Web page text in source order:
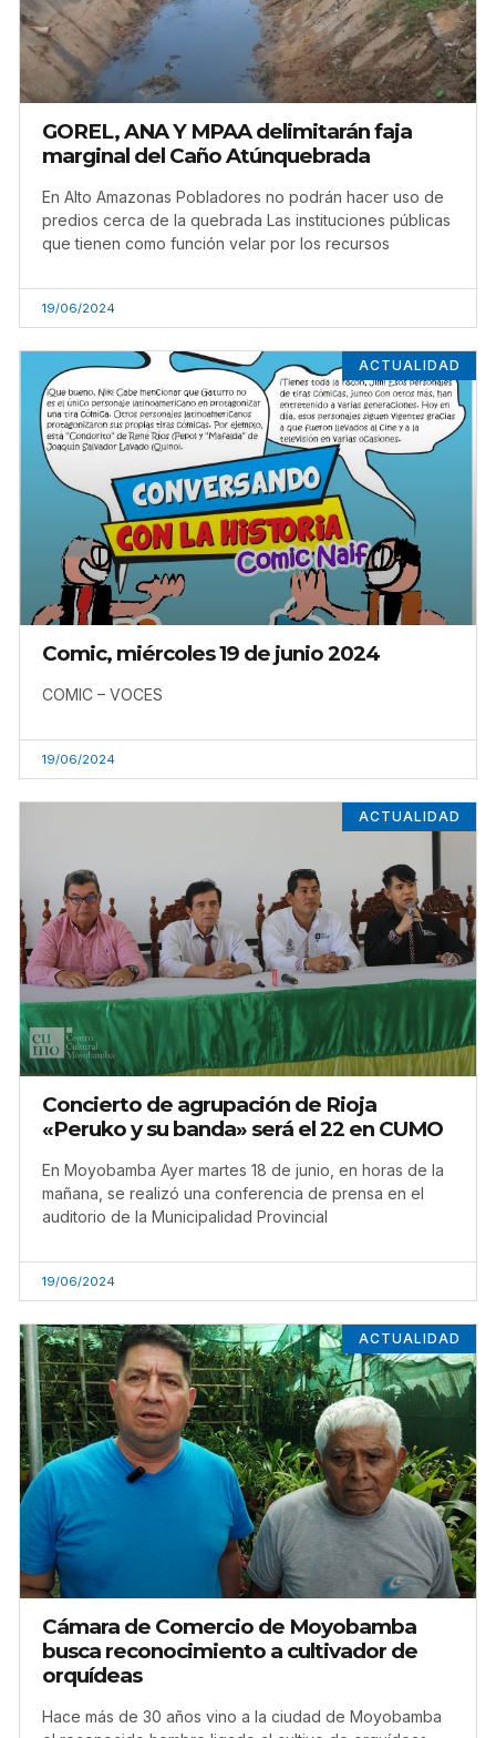
GOREL, ANA Y MPAA delimitarán faja
marginal del Caño Atúnquebrada
En Alto Amazonas Pobladores no podrán hacer uso de
predios cerca de la quebrada Las instituciones públicas
que tienen como función velar por los recursos
19/06/2024
ACTUALIDAD
Comic, miércoles 19 de junio 2024
COMIC – VOCES
19/06/2024
ACTUALIDAD
Concierto de agrupación de Rioja
«Peruko y su banda» será el 22 en CUMO
En Moyobamba Ayer martes 18 de junio, en horas de la
mañana, se realizó una conferencia de prensa en el
auditorio de la Municipalidad Provincial
19/06/2024
ACTUALIDAD
Cámara de Comercio de Moyobamba
busca reconocimiento a cultivador de
orquídeas
Hace más de 30 años vino a la ciudad de Moyobamba